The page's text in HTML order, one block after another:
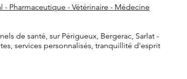
- Pharmaceutique - Vétérinaire - Médecine
de santé, sur Périgueux, Bergerac, Sarlat -
services personnalisés, tranquillité d'esprit